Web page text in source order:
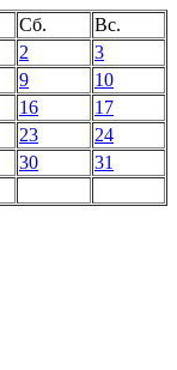
Сб.
Вс.
2
3
9
10
16
17
23
24
30 31